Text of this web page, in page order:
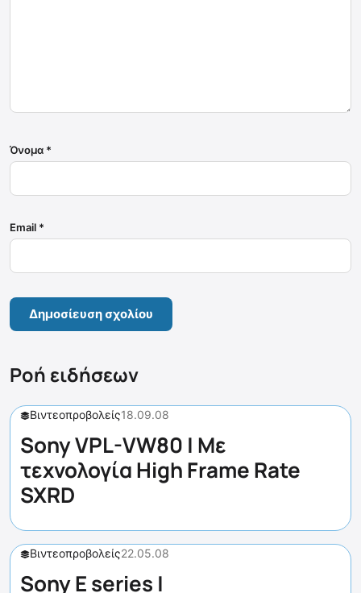
Όνομα *
Email *
Ροή ειδήσεων
Βιντεοπροβολείς18.09.08
Sony VPL-VW80 | Με
τεχνολογία High Frame Rate
SXRD
Βιντεοπροβολείς22.05.08
Sony Ε series |